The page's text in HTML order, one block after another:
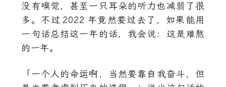
没有嗅觉，甚至一只耳朵的听力也减弱了很
多。不过 2022 年竟然要过去了，如果能用
一句话总结这一年的话，我会说：这是难熬
的一年。
一个人的命运啊，当然要靠自我奋斗，但